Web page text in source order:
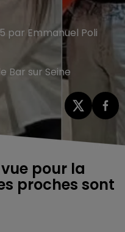
par Emmanuel Poli
Bar sur Seine
pour la
proches sont